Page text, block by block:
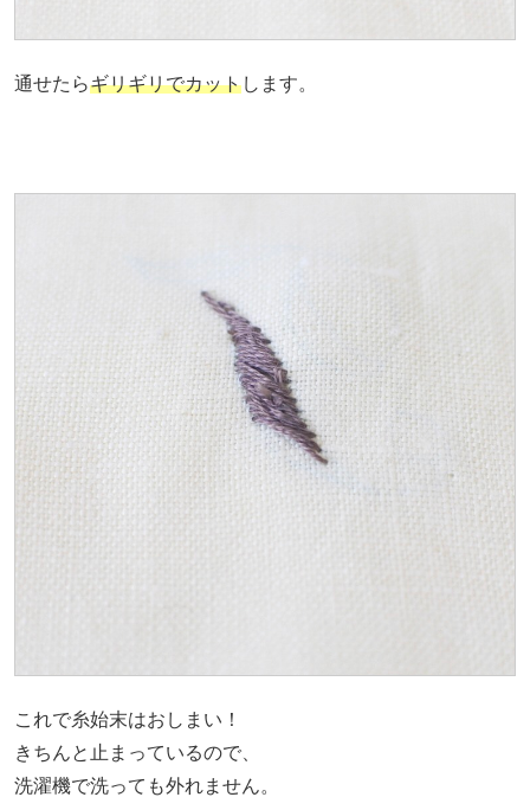
通せたらギリギリでカットします。
これで糸始末はおしまい！
きちんと止まっているので、
洗濯機で洗っても外れません。